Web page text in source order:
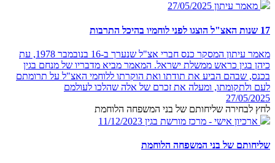
מאמר עיתון 27/05/2025
17 שנות האצ"ל הוצגו לפני לוחמיו בהיכל התרבות
מאמר עיתון המסקר כנס חברי אצ"ל שנערך ב-16 בנובמבר 1978, עת
כיהן בגין כראש ממשלת ישראל. המאמר מביא מדבריו של מנחם בגין
בכנס, שבהם הביע את תודתו ואת הוקרתו ללוחמי האצ"ל על תרומתם
לעם ולתקומתו, ומעלה את זכרם של אלה שהלכו לעולמם
27/05/2025
לחץ לבחירה שליחותם של בני המשפחה הלוחמת
ארכיון אישי - מרכז מורשת בגין 11/12/2023
שליחותם של בני המשפחה הלוחמת